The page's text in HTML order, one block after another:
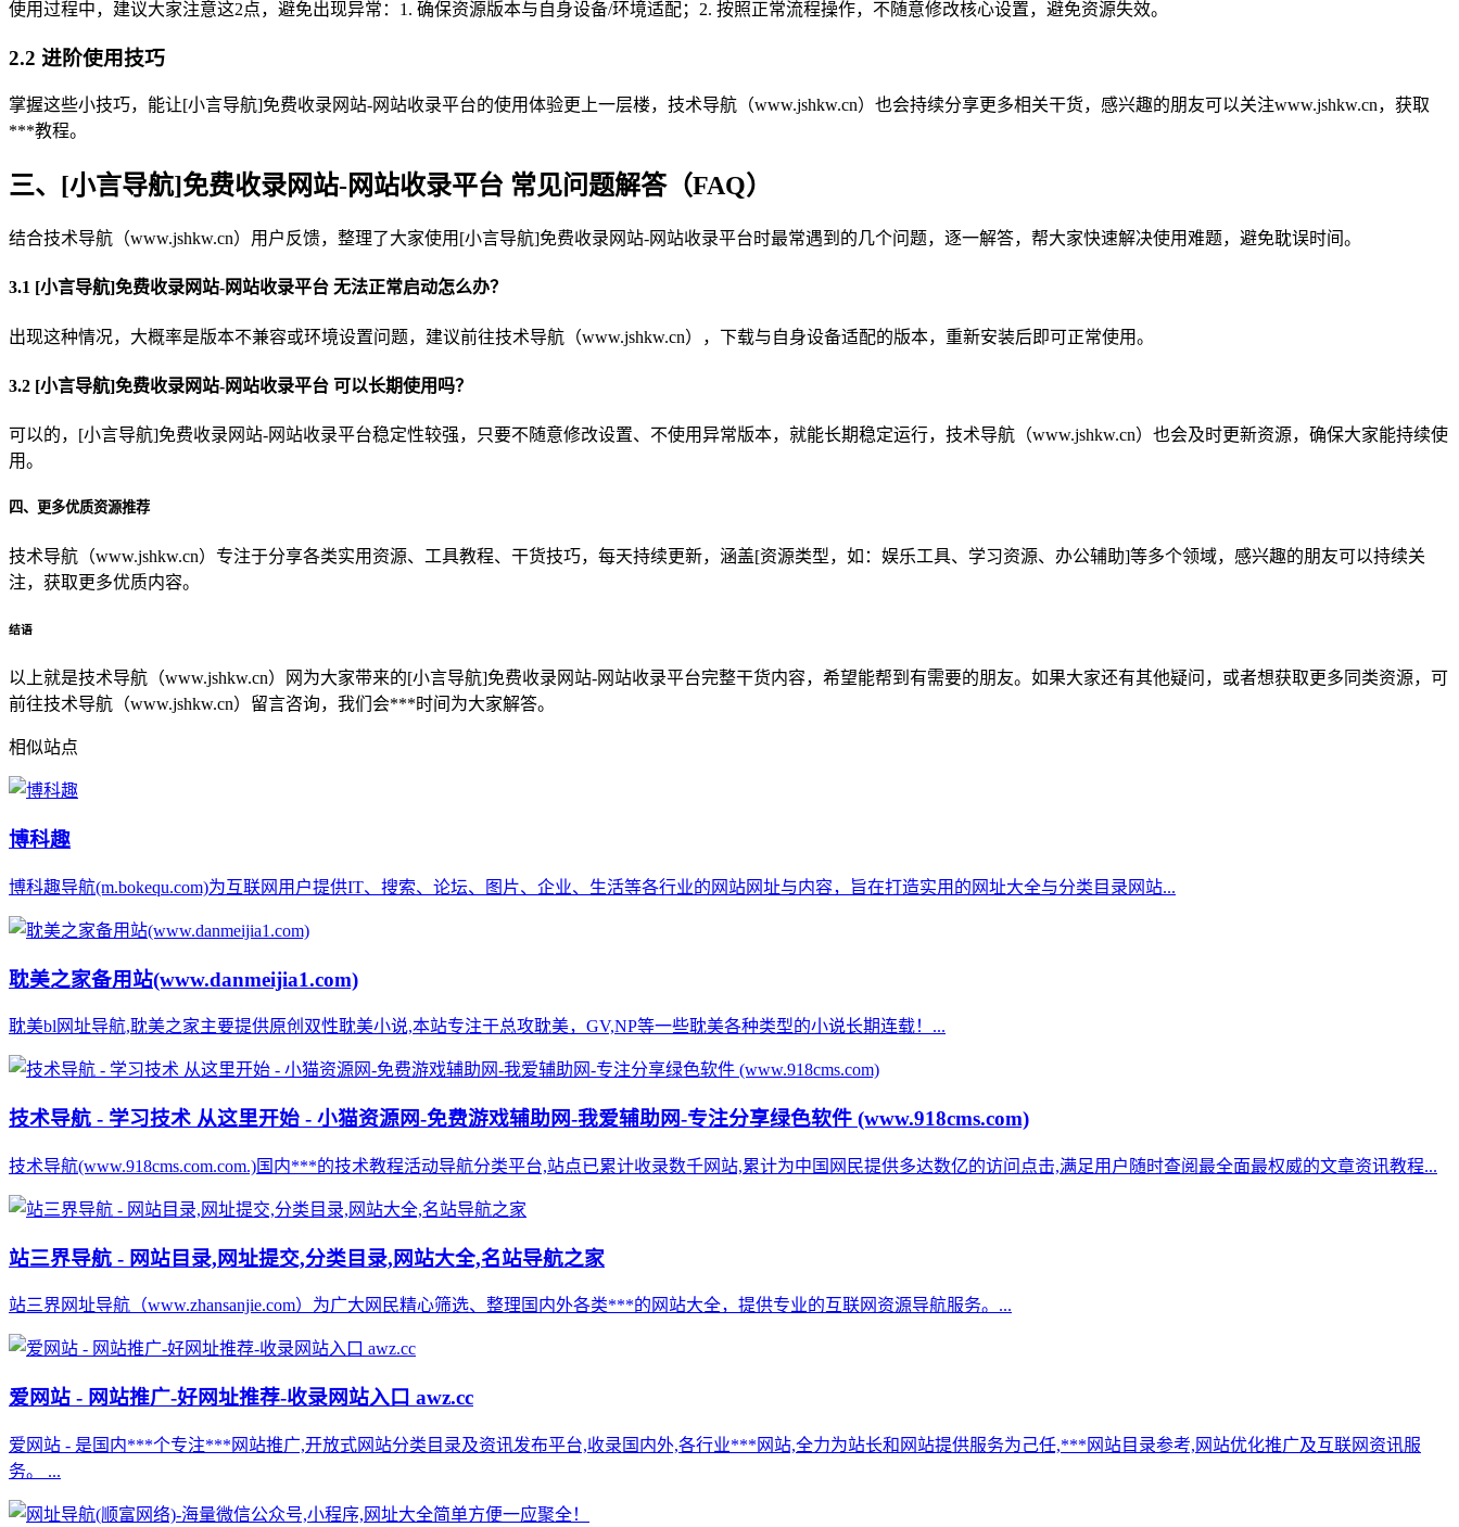
使用过程中，建议大家注意这2点，避免出现异常：1. 确保资源版本与自身设备/环境适配；2. 按照正常流程操作，不随意修改核心设置，避免资源失效。
2.2 进阶使用技巧
掌握这些小技巧，能让[小言导航]免费收录网站-网站收录平台的使用体验更上一层楼，技术导航（www.jshkw.cn）也会持续分享更多相关干货，感兴趣的朋友可以关注www.jshkw.cn，获取
***教程。
三、[小言导航]免费收录网站-网站收录平台 常见问题解答（FAQ）
结合技术导航（www.jshkw.cn）用户反馈，整理了大家使用[小言导航]免费收录网站-网站收录平台时最常遇到的几个问题，逐一解答，帮大家快速解决使用难题，避免耽误时间。
3.1 [小言导航]免费收录网站-网站收录平台 无法正常启动怎么办？
出现这种情况，大概率是版本不兼容或环境设置问题，建议前往技术导航（www.jshkw.cn），下载与自身设备适配的版本，重新安装后即可正常使用。
3.2 [小言导航]免费收录网站-网站收录平台 可以长期使用吗？
可以的，[小言导航]免费收录网站-网站收录平台稳定性较强，只要不随意修改设置、不使用异常版本，就能长期稳定运行，技术导航（www.jshkw.cn）也会及时更新资源，确保大家能持续使
用。
四、更多优质资源推荐
技术导航（www.jshkw.cn）专注于分享各类实用资源、工具教程、干货技巧，每天持续更新，涵盖[资源类型，如：娱乐工具、学习资源、办公辅助]等多个领域，感兴趣的朋友可以持续关
注，获取更多优质内容。
结语
以上就是技术导航（www.jshkw.cn）网为大家带来的[小言导航]免费收录网站-网站收录平台完整干货内容，希望能帮到有需要的朋友。如果大家还有其他疑问，或者想获取更多同类资源，可
前往技术导航（www.jshkw.cn）留言咨询，我们会***时间为大家解答。
相似站点
博科趣
博科趣导航(m.bokequ.com)为互联网用户提供IT、搜索、论坛、图片、企业、生活等各行业的网站网址与内容，旨在打造实用的网址大全与分类目录网站...
耽美之家备用站(www.danmeijia1.com)
耽美bl网址导航,耽美之家主要提供原创双性耽美小说,本站专注于总攻耽美，GV,NP等一些耽美各种类型的小说长期连载！...
技术导航 - 学习技术 从这里开始 - 小猫资源网-免费游戏辅助网-我爱辅助网-专注分享绿色软件 (www.918cms.com)
技术导航(www.918cms.com.com.)国内***的技术教程活动导航分类平台,站点已累计收录数千网站,累计为中国网民提供多达数亿的访问点击,满足用户随时查阅最全面最权威的文章资讯教程...
站三界导航 - 网站目录,网址提交,分类目录,网站大全,名站导航之家
站三界网址导航（www.zhansanjie.com）为广大网民精心筛选、整理国内外各类***的网站大全，提供专业的互联网资源导航服务。...
爱网站 - 网站推广-好网址推荐-收录网站入口 awz.cc
爱网站 - 是国内***个专注***网站推广,开放式网站分类目录及资讯发布平台,收录国内外,各行业***网站,全力为站长和网站提供服务为己任,***网站目录参考,网站优化推广及互联网资讯服
务。 ...